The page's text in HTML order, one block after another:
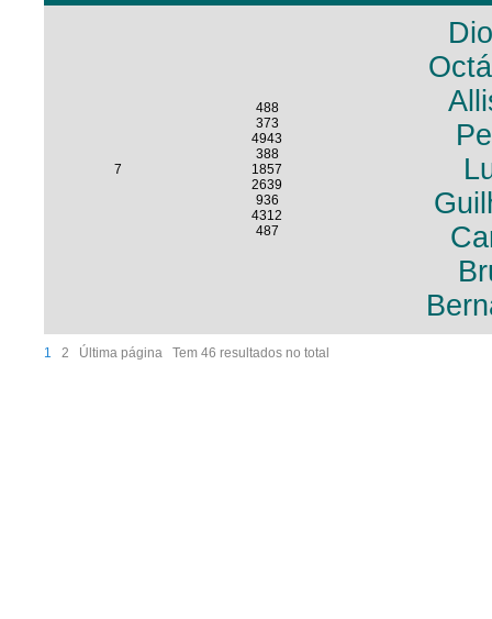
7
488
373
4943
388
1857
2639
936
4312
487
1 2 Última página Tem 46 resultados no total